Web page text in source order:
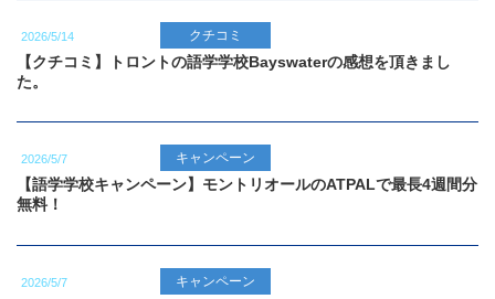
2026/5/14 クチコミ
【クチコミ】トロントの語学学校Bayswaterの感想を頂きまし
た。
2026/5/7 キャンペーン
【語学学校キャンペーン】モントリオールのATPALで最長4週間分
無料！
2026/5/7 キャンペーン